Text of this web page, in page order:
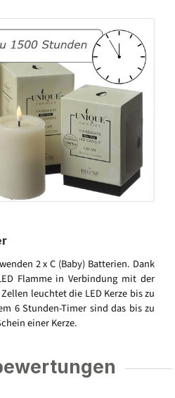
2 x C (Baby) Batterien. Dank
Flamme in Verbindung mit der
leuchtet die LED Kerze bis zu
6 Stunden-Timer sind das bis zu
einer Kerze.